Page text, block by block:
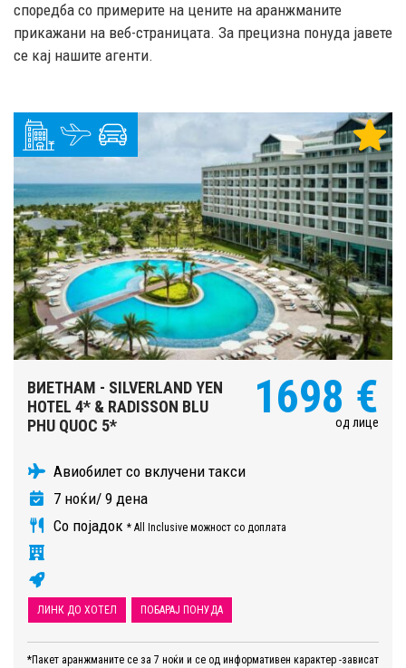
споредба со примерите на цените на аранжманите
прикажани на веб-страницата. За прецизна понуда јавете
се кај нашите агенти.
ВИЕТНАМ - SILVERLAND YEN
HOTEL 4* & RADISSON BLU
PHU QUOC 5*
1698 €
од лице
Авиобилет со вклучени такси
7 ноќи/ 9 дена
Со појадок * All Inclusive можност со доплата
ЛИНК ДО ХОТЕЛ ПОБАРАЈ ПОНУДА
*Пакет аранжманите се за 7 ноќи и се од информативен карактер -зависат